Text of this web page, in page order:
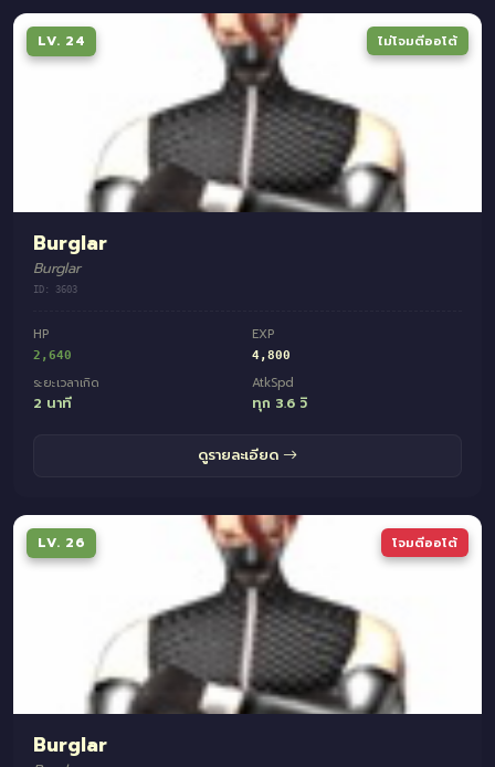
LV. 24 ไม่โจมตีออโต้
Burglar
Burglar
ID: 3603
HP
2,640
EXP
4,800
ระยะเวลาเกิด
2 นาที
AtkSpd
ทุก 3.6 วิ
ดูรายละเอียด
LV. 26 โจมตีออโต้
Burglar